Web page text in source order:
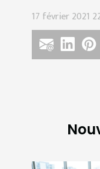
17 février 2021